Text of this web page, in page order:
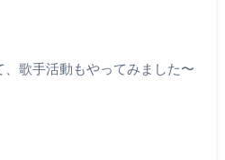
歌手活動もやってみました〜